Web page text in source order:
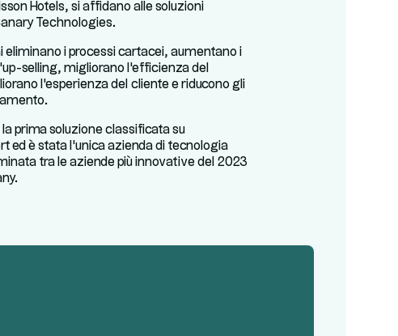
Hotels, si affidano alle soluzioni
Technologies.
eliminano i processi cartacei, aumentano i
selling, migliorano l'efficienza del
l'esperienza del cliente e riducono gli
prima soluzione classificata su
ed è stata l'unica azienda di tecnologia
tra le aziende più innovative del 2023